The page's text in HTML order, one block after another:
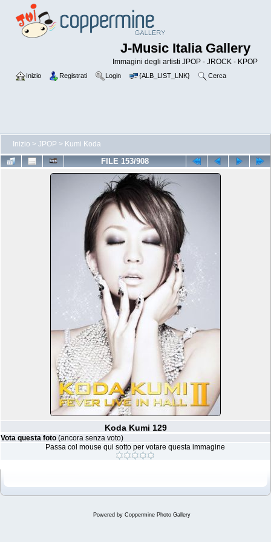
J-Music Italia Gallery
Immagini degli artisti JPOP - JROCK - KPOP
Inizio Registrati Login {ALB_LIST_LNK} Cerca
Inizio > JPOP > Kumi Koda
FILE 153/908
Koda Kumi 129
Vota questa foto (ancora senza voto)
Passa col mouse qui sotto per votare questa immagine
Powered by Coppermine Photo Gallery